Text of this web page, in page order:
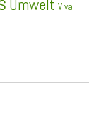
Umwelt Viva